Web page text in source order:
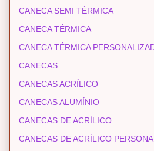
CANECA SEMI TÉRMICA
CANECA TÉRMICA
CANECA TÉRMICA
CANECAS
CANECAS ACRÍLICO
CANECAS ALUMÍNIO
CANECAS DE ACRÍLICO
CANECAS DE ACRÍLICO